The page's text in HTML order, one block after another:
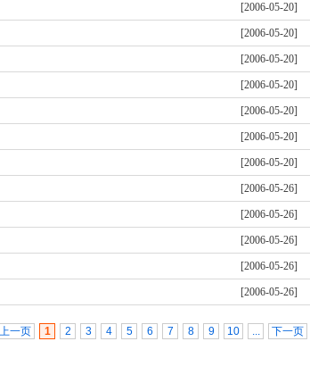
[2006-05-20]
[2006-05-20]
[2006-05-20]
[2006-05-20]
[2006-05-20]
[2006-05-20]
[2006-05-20]
[2006-05-26]
[2006-05-26]
[2006-05-26]
[2006-05-26]
[2006-05-26]
上一页 1 2 3 4 5 6 7 8 9 10 ...
下一页